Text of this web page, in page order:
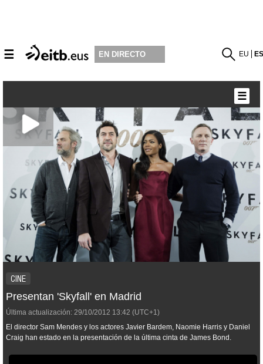
☰ EN DIRECTO EU
CINE
Presentan 'Skyfall' en Madrid
Última actualización: 29/10/2012 13:42 (UTC+1)
El director Sam Mendes y los actores Javier Bardem, Naomie Harris y Daniel
Craig han estado en la presentación de la última cinta de James Bond.
☰